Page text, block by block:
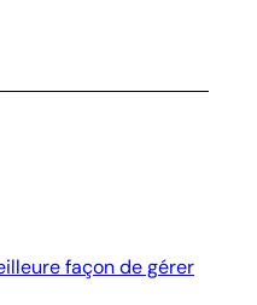
façon de gérer